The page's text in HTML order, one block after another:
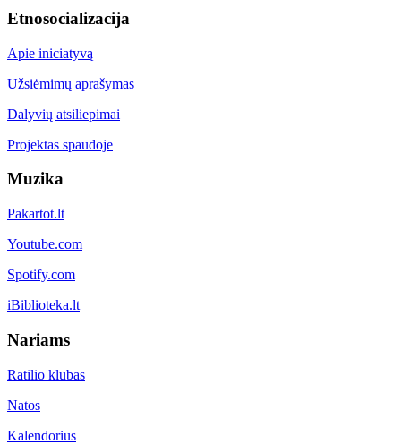
Etnosocializacija
Apie iniciatyvą
Užsiėmimų aprašymas
Dalyvių atsiliepimai
Projektas spaudoje
Muzika
Pakartot.lt
Youtube.com
Spotify.com
iBiblioteka.lt
Nariams
Ratilio klubas
Natos
Kalendorius